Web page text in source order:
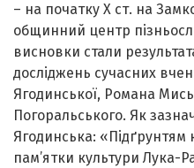
– на початку Х ст. на
общинний центр
висновки стали
досліджень сучасних
Ягодинської, Романа
Погоральського. Як
Ягодинська: «Підґрунтям
пам’ятки культури Лука-